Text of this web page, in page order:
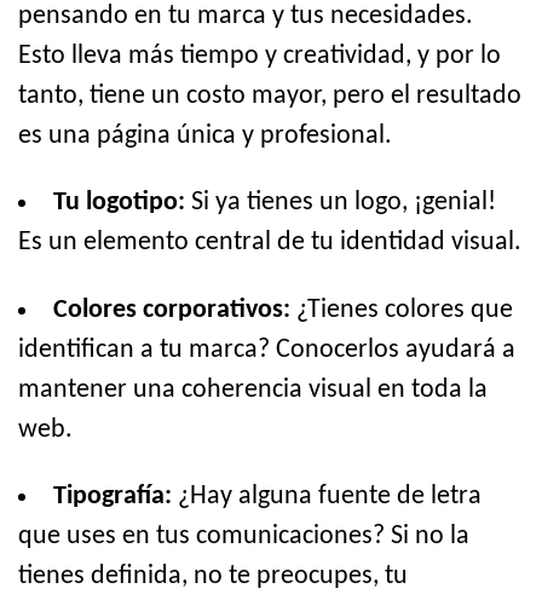
pensando en tu marca y tus necesidades.
Esto lleva más tiempo y creatividad, y por lo
tanto, tiene un costo mayor, pero el resultado
es una página única y profesional.
Tu logotipo: Si ya tienes un logo, ¡genial!
Es un elemento central de tu identidad visual.
Colores corporativos: ¿Tienes colores que
identifican a tu marca? Conocerlos ayudará a
mantener una coherencia visual en toda la
web.
Tipografía: ¿Hay alguna fuente de letra
que uses en tus comunicaciones? Si no la
tienes definida, no te preocupes, tu